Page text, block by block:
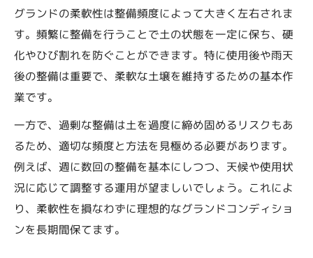
グランドの柔軟性は整備頻度によって大きく左右されま
す。頻繁に整備を行うことで土の状態を一定に保ち、硬
化やひび割れを防ぐことができます。特に使用後や雨天
後の整備は重要で、柔軟な土壌を維持するための基本作
業です。
一方で、過剰な整備は土を過度に締め固めるリスクもあ
るため、適切な頻度と方法を見極める必要があります。
例えば、週に数回の整備を基本にしつつ、天候や使用状
況に応じて調整する運用が望ましいでしょう。これによ
り、柔軟性を損なわずに理想的なグランドコンディショ
ンを長期間保てます。